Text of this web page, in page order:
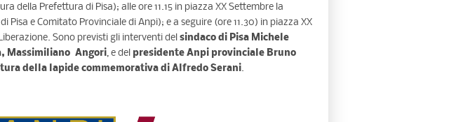
della Prefettura di Pisa); alle ore 11.15 in piazza XX Settembre la
e Comitato Provinciale di Anpi); e a seguire (ore 11.30) in piazza XX
Sono previsti gli interventi del sindaco di Pisa Michele
Massimiliano Angori, e del presidente Anpi provinciale Bruno
della lapide commemorativa di Alfredo Serani.